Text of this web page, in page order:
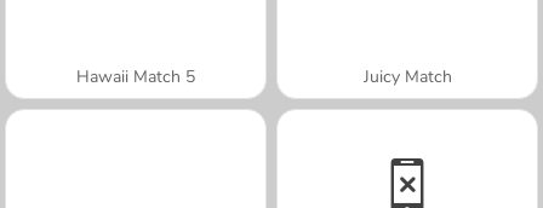
Hawaii Match 5 Juicy Match